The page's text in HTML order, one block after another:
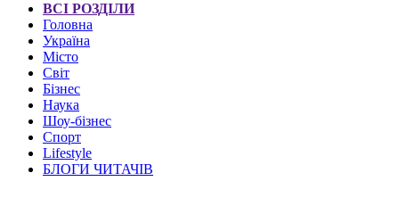
ВСІ РОЗДІЛИ
Головна
Україна
Місто
Світ
Бізнес
Наука
Шоу-бізнес
Спорт
Lifestyle
БЛОГИ ЧИТАЧІВ